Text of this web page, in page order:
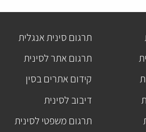
תרגום סינית אנגלית
תרגום אתר לסינית
קידום אתרים בסין
דיבוב לסינית
תרגום משפטי לסינית